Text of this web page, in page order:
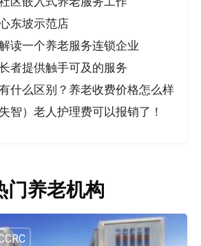
东坡示范店
读一个养老服务连锁企业
者提供触手可及的服务
什么区别？养老收费价格怎么样
智）老人护理费可以报销了！
门养老机构